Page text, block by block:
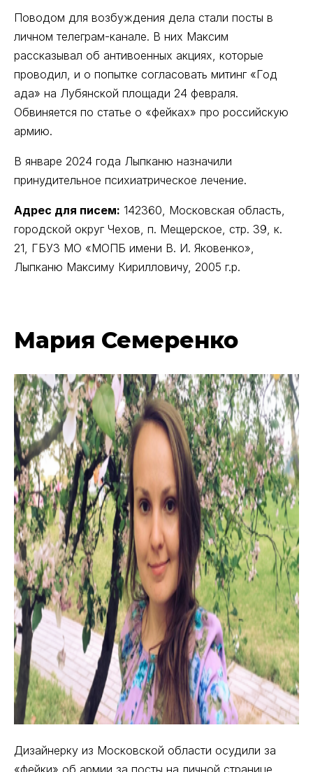
Поводом для возбуждения дела стали посты в
личном телеграм-канале. В них Максим
рассказывал об антивоенных акциях, которые
проводил, и о попытке согласовать митинг «Год
ада» на Лубянской площади 24 февраля.
Обвиняется по статье о «фейках» про российскую
армию.
В январе 2024 года Лыпканю назначили
принудительное психиатрическое лечение.
Адрес для писем: 142360, Московская область,
городской округ Чехов, п. Мещерское, стр. 39, к.
21, ГБУЗ МО «МОПБ имени В. И. Яковенко»,
Лыпканю Максиму Кирилловичу, 2005 г.р.
Мария Семеренко
Дизайнерку из Московской области осудили за